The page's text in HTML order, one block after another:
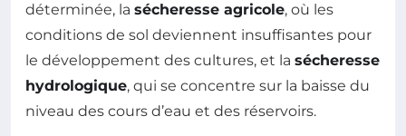
déterminée, la sécheresse agricole, où les
conditions de sol deviennent insuffisantes pour
le développement des cultures, et la sécheresse
hydrologique, qui se concentre sur la baisse du
niveau des cours d’eau et des réservoirs.